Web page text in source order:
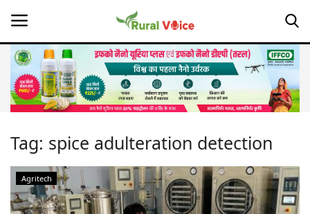
Home
About Us
Leadership Profiles
Tag: spice adulteration detection
Agritech